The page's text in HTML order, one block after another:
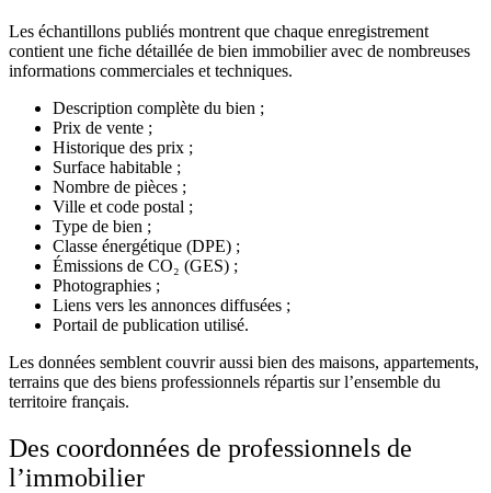
Les échantillons publiés montrent que chaque enregistrement
contient une fiche détaillée de bien immobilier avec de nombreuses
informations commerciales et techniques.
Description complète du bien ;
Prix de vente ;
Historique des prix ;
Surface habitable ;
Nombre de pièces ;
Ville et code postal ;
Type de bien ;
Classe énergétique (DPE) ;
Émissions de CO₂ (GES) ;
Photographies ;
Liens vers les annonces diffusées ;
Portail de publication utilisé.
Les données semblent couvrir aussi bien des maisons, appartements,
terrains que des biens professionnels répartis sur l’ensemble du
territoire français.
Des coordonnées de professionnels de
l’immobilier